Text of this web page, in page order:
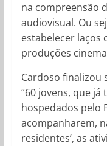
na compreensão
audiovisual. Ou
estabelecer laços
produções
Cardoso finalizou
“60 jovens, que
hospedados pelo
acompanharem,
residentes’, as